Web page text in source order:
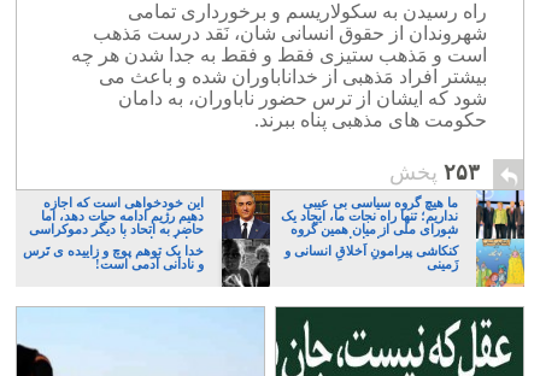
راه رسیدن به سکولاریسم و برخورداری تمامی
شهروندان از حقوق انسانی شان، نَقد درست مَذهب
است و مَذهب ستیزی فقط و فقط به جدا شدن هر چه
بیشتر افراد مَذهبی از خداناباوران شده و باعث می
شود که ایشان از ترس حضور ناباوران، به دامان
حکومت های مذهبی پناه ببرند.
۲۵۳ پخش
ما هیچ گروه سیاسی بی عیبی
نداریم؛ تنها راه نجات ما، ایجاد یک
شورای ملی از میان همین گروه
های پر عیب و ایراد است
این خودخواهی است که اجازه
دهیم رژیم ادامه حیات دهد، اما
حاضر به اتحاد با دیگر دموکراسی
خواهان نباشیم!
کنکاشی پیرامونِ اَخلاقِ انسانی و
زَمینی
خدا یک توهم پوچ و زاییده ی تَرس
و نادانی آدمی است!